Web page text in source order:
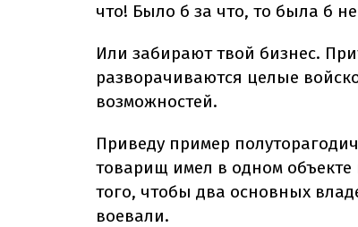
что! Было б за что, то была б не
Или забирают твой бизнес.
разворачиваются целые
возможностей.
Приведу пример
товарищ имел в одном
того, чтобы два основных
воевали.